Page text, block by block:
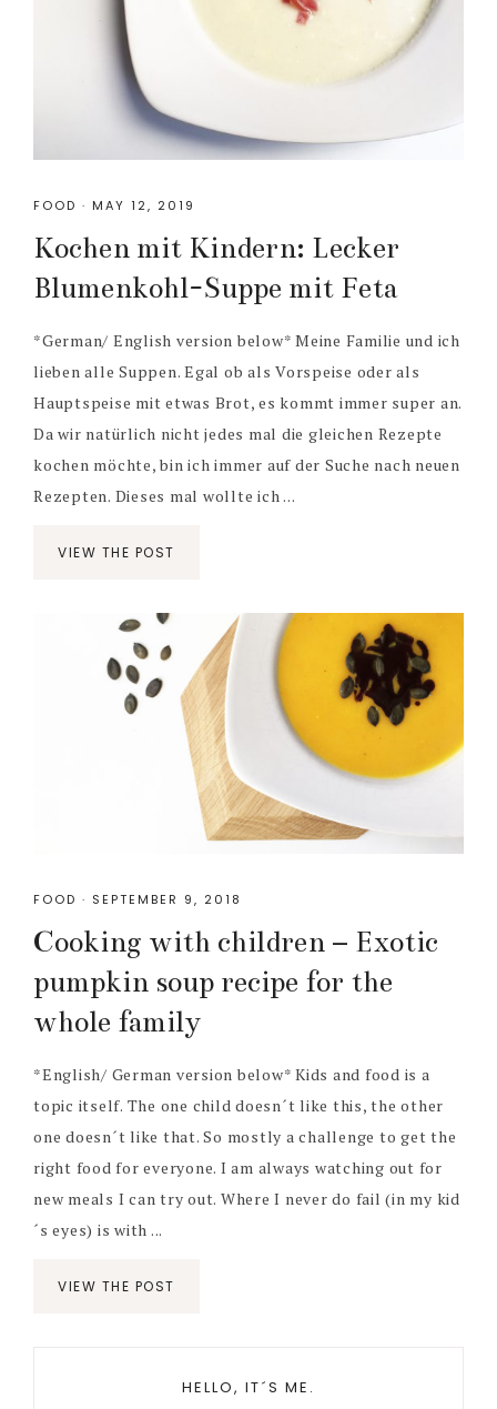
FOOD · MAY 12, 2019
Kochen mit Kindern: Lecker
Blumenkohl-Suppe mit Feta
*German/ English version below* Meine Familie und ich
lieben alle Suppen. Egal ob als Vorspeise oder als
Hauptspeise mit etwas Brot, es kommt immer super an.
Da wir natürlich nicht jedes mal die gleichen Rezepte
kochen möchte, bin ich immer auf der Suche nach neuen
Rezepten. Dieses mal wollte ich ...
VIEW THE POST
FOOD · SEPTEMBER 9, 2018
Cooking with children – Exotic
pumpkin soup recipe for the
whole family
*English/ German version below* Kids and food is a
topic itself. The one child doesn´t like this, the other
one doesn´t like that. So mostly a challenge to get the
right food for everyone. I am always watching out for
new meals I can try out. Where I never do fail (in my kid
´s eyes) is with ...
VIEW THE POST
HELLO, IT´S ME.